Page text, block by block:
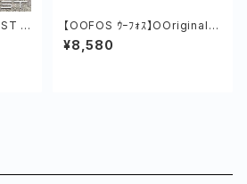
タ
イ
【OOFOS ｳｰﾌｫｽ】OOriginalｳｰ
ｵﾘｼﾞﾅﾙ NOMAD
¥8,580